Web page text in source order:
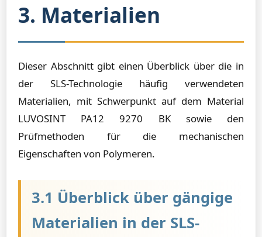
3. Materialien
Dieser Abschnitt gibt einen Überblick über die in
der SLS-Technologie häufig verwendeten
Materialien, mit Schwerpunkt auf dem Material
LUVOSINT PA12 9270 BK sowie den
Prüfmethoden für die mechanischen
Eigenschaften von Polymeren.
3.1 Überblick über gängige
Materialien in der SLS-